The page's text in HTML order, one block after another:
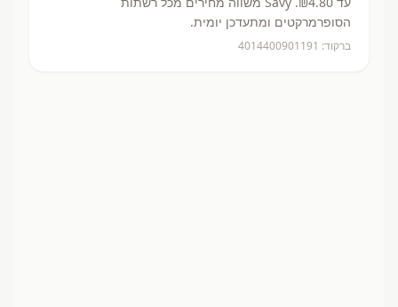
הסופרמרקטים ומתעדכן יומית.
ברקוד: 4014400901191